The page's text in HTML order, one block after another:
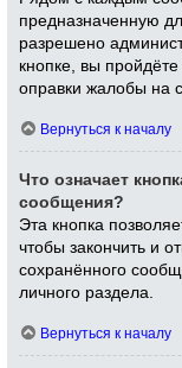
предназначенную
разрешено
кнопке, вы
оправки жалобы на
Вернуться к началу
Что означает
сообщения?
Эта кнопка
чтобы закончить и
сохранённого
личного раздела.
Вернуться к началу